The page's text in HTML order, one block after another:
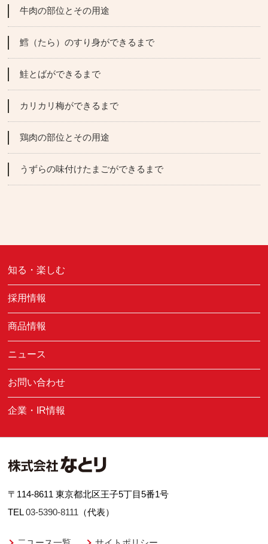
牛肉の部位とその用途
鱈（たら）のすり身ができるまで
鮭とばができるまで
カリカリ梅ができるまで
鶏肉の部位とその用途
うずらの味付けたまごができるまで
知る・楽しむ
採用情報
商品情報
ニュース
お問い合わせ
企業・IR情報
〒114-8611 東京都北区王子5丁目5番1号
TEL03-5390-8111 （代表）